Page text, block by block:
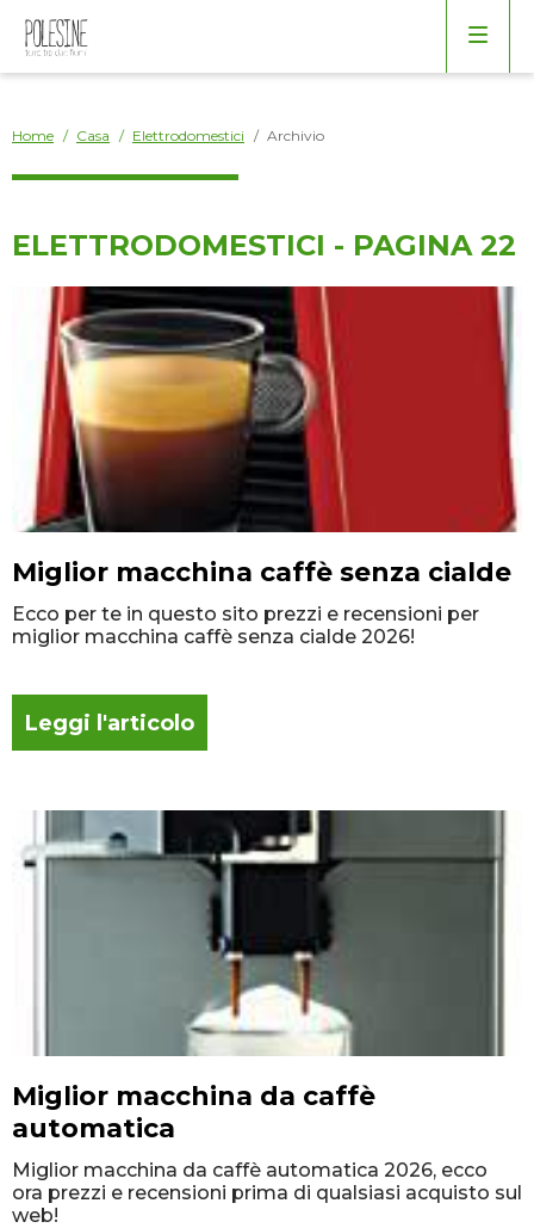
Borse
Arredo
Elettrodomestici
Giardino
Salotto
Varie
Home / Casa / Elettrodomestici / Archivio
ELETTRODOMESTICI - PAGINA 22
Miglior macchina caffè senza cialde
Ecco per te in questo sito prezzi e recensioni per
miglior macchina caffè senza cialde 2026!
Leggi l'articolo
Miglior macchina da caffè
automatica
Miglior macchina da caffè automatica 2026, ecco
ora prezzi e recensioni prima di qualsiasi acquisto sul
web!